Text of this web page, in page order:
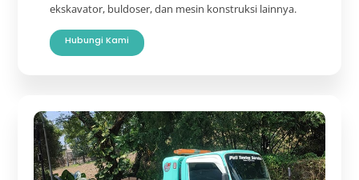
ekskavator, buldoser, dan mesin konstruksi lainnya.
Hubungi Kami